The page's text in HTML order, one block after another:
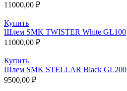
11000,00 ₽
Купить
Шлем SMK TWISTER White GL100
11000,00 ₽
Купить
Шлем SMK STELLAR Black GL200
9500,00 ₽